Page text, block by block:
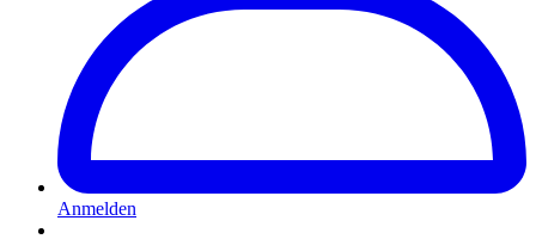
Anmelden